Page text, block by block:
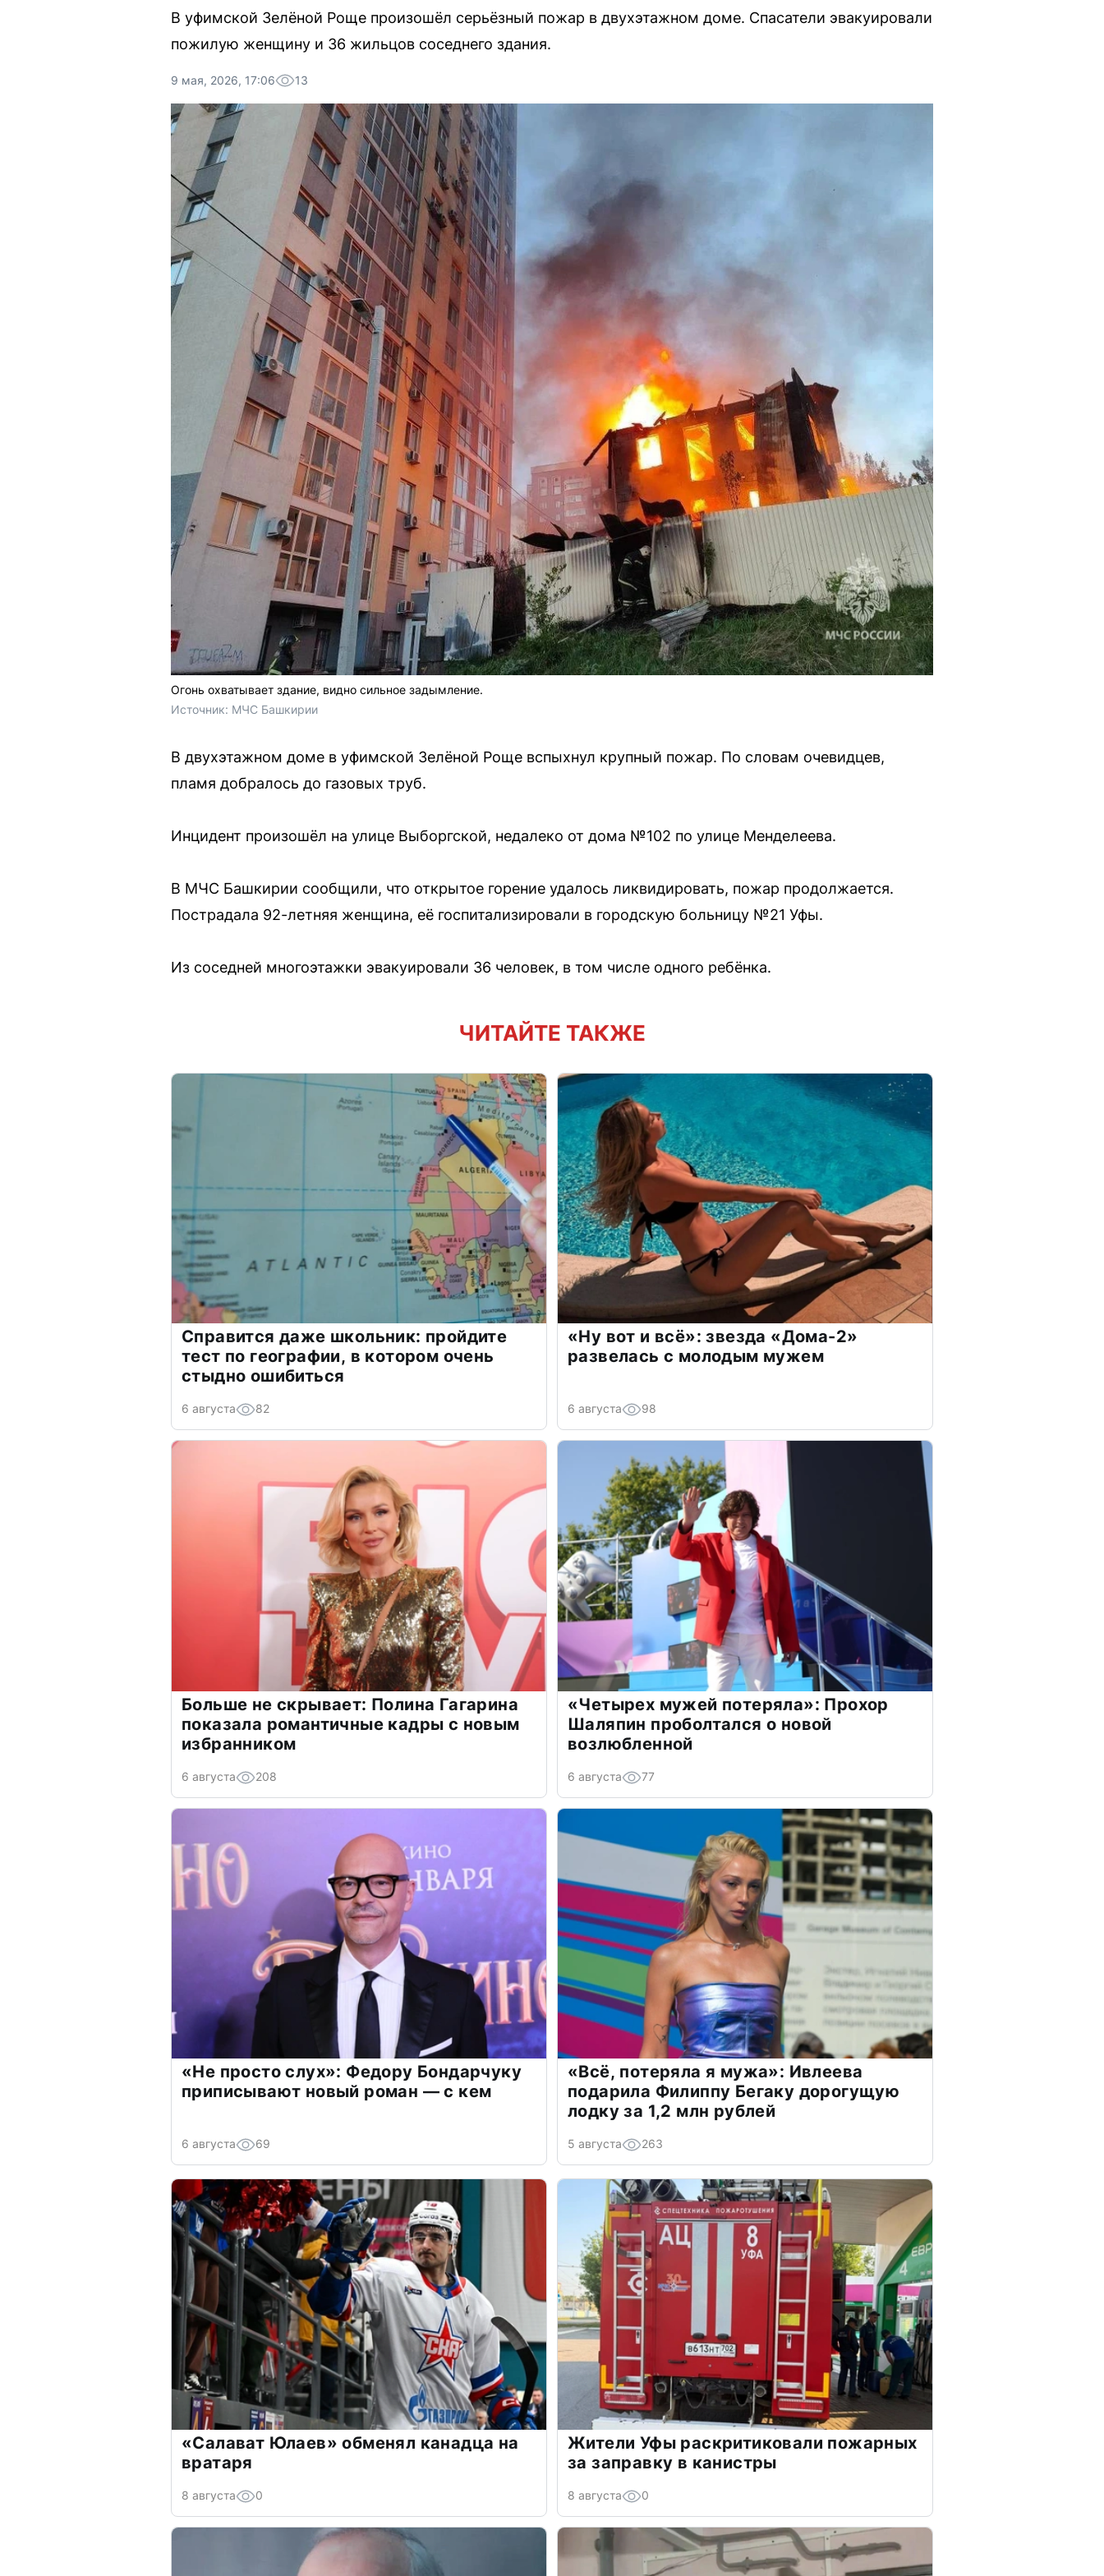
В уфимской Зелёной Роще произошёл серьёзный пожар в двухэтажном доме. Спасатели эвакуировали
пожилую женщину и 36 жильцов соседнего здания.
9 мая, 2026, 17:06 13
Огонь охватывает здание, видно сильное задымление.
Источник: МЧС Башкирии
В двухэтажном доме в уфимской Зелёной Роще вспыхнул крупный пожар. По словам очевидцев,
пламя добралось до газовых труб.
Инцидент произошёл на улице Выборгской, недалеко от дома №102 по улице Менделеева.
В МЧС Башкирии сообщили, что открытое горение удалось ликвидировать, пожар продолжается.
Пострадала 92-летняя женщина, её госпитализировали в городскую больницу №21 Уфы.
Из соседней многоэтажки эвакуировали 36 человек, в том числе одного ребёнка.
ЧИТАЙТЕ ТАКЖЕ
Справится даже школьник: пройдите
тест по географии, в котором очень
стыдно ошибиться
6 августа 82
«Ну вот и всё»: звезда «Дома-2»
развелась с молодым мужем
6 августа 98
Больше не скрывает: Полина Гагарина
показала романтичные кадры с новым
избранником
6 августа 208
«Четырех мужей потеряла»: Прохор
Шаляпин проболтался о новой
возлюбленной
6 августа 77
«Не просто слух»: Федору Бондарчуку
приписывают новый роман — с кем
6 августа 69
«Всё, потеряла я мужа»: Ивлеева
подарила Филиппу Бегаку дорогущую
лодку за 1,2 млн рублей
5 августа 263
«Салават Юлаев» обменял канадца на
вратаря
8 августа 0
Жители Уфы раскритиковали пожарных
за заправку в канистры
8 августа 0